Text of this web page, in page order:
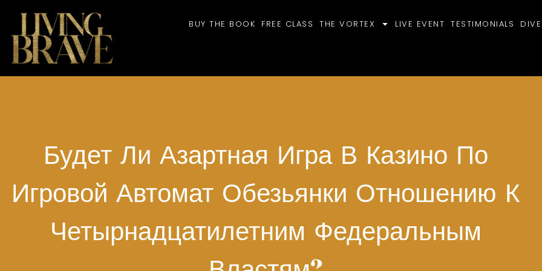
BUY THE BOOK FREE CLASS THE VORTEX LIVE EVENT TESTIMONIALS
Будет Ли Азартная Игра В Казино По
Игровой Автомат Обезьянки Отношению К
Четырнадцатилетним Федеральным